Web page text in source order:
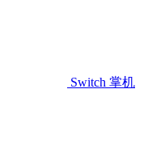
Switch 掌机